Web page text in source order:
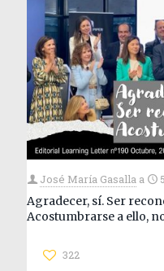
José María Gasalla a
Agradecer, sí. Ser
Acostumbrarse a ello,
322